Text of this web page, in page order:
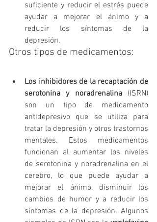
suficiente y reducir el estrés puede
ayudar a mejorar el ánimo y a
reducir los síntomas de la
depresión.
Otros tipos de medicamentos:
Los inhibidores de la recaptación de
serotonina y noradrenalina (ISRN)
son un tipo de medicamento
antidepresivo que se utiliza para
tratar la depresión y otros trastornos
mentales. Estos medicamentos
funcionan al aumentar los niveles
de serotonina y noradrenalina en el
cerebro, lo que puede ayudar a
mejorar el ánimo, disminuir los
cambios de humor y a reducir los
síntomas de la depresión. Algunos